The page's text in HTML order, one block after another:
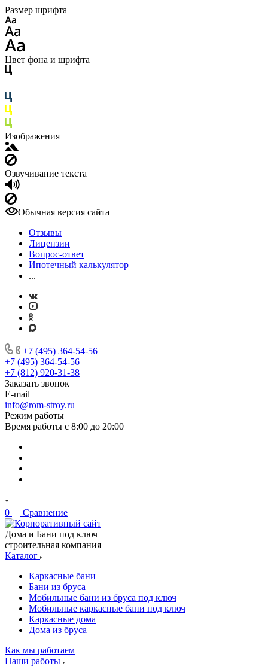
Размер шрифта
Цвет фона и шрифта
Изображения
Озвучивание текста
Обычная версия сайта
Отзывы
Лицензии
Вопрос-ответ
Ипотечный калькулятор
...
+7 (495) 364-54-56
+7 (495) 364-54-56
+7 (812) 920-31-38
Заказать звонок
E-mail
info@rom-stroy.ru
Режим работы
Время работы с 8:00 до 20:00
0 Сравнение
Дома и Бани под ключ
строительная компания
Каталог
Каркасные бани
Бани из бруса
Мобильные бани из бруса под ключ
Мобильные каркасные бани под ключ
Каркасные дома
Дома из бруса
Как мы работаем
Наши работы